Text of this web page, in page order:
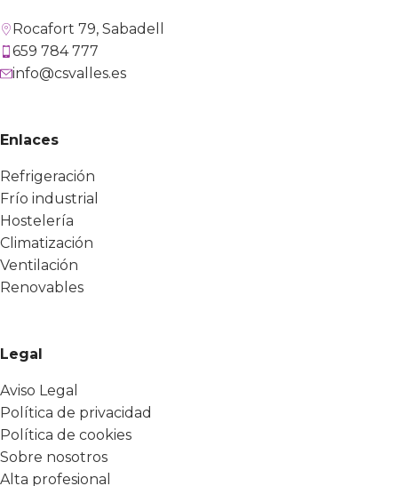
Rocafort 79, Sabadell
659 784 777
info@csvalles.es
Enlaces
Refrigeración
Frío industrial
Hostelería
Climatización
Ventilación
Renovables
Legal
Aviso Legal
Política de privacidad
Política de cookies
Sobre nosotros
Alta profesional